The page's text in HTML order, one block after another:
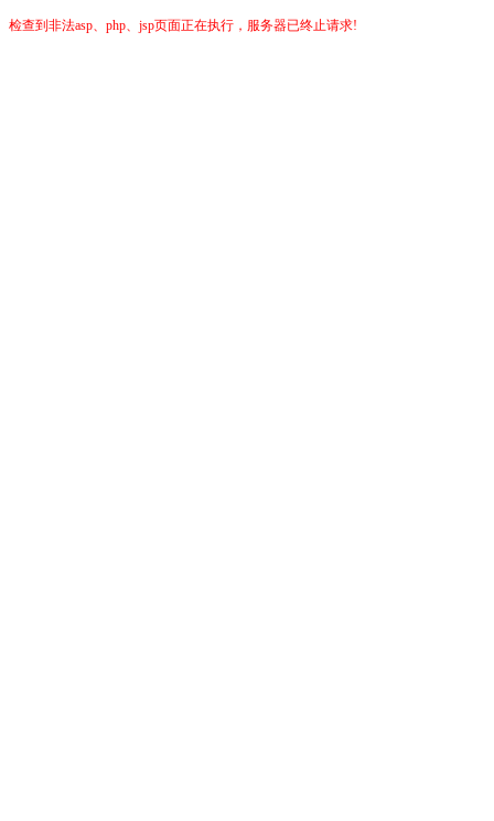
检查到非法asp、php、jsp页面正在执行，服务器已终止请求!